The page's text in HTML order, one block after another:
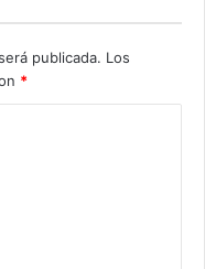
publicada. Los
*